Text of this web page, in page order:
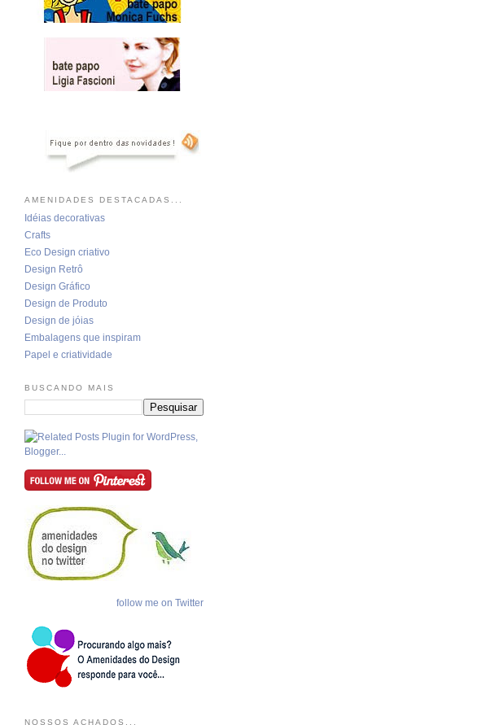
AMENIDADES DESTACADAS...
Idéias decorativas
Crafts
Eco Design criativo
Design Retrô
Design Gráfico
Design de Produto
Design de jóias
Embalagens que inspiram
Papel e criatividade
BUSCANDO MAIS
follow me on Twitter
NOSSOS ACHADOS...